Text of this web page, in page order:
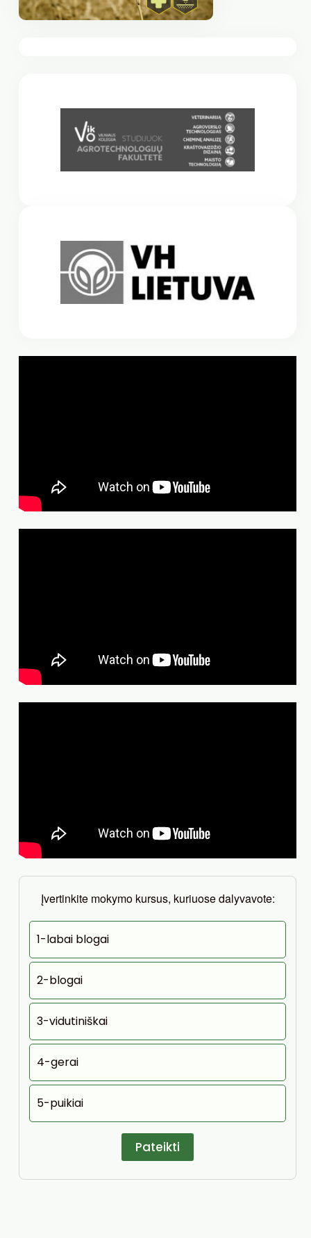
Įvertinkite mokymo kursus, kuriuose dalyvavote:
1-labai blogai
2-blogai
3-vidutiniškai
4-gerai
5-puikiai